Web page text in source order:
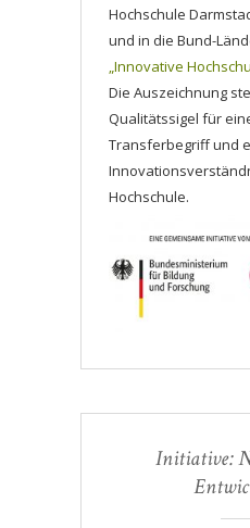
Hochschule
und in die Bund-
„Innovative
Die Auszeichnung
Qualitätssigel für
Transferbegriff und
Hochschule.
Initiative: